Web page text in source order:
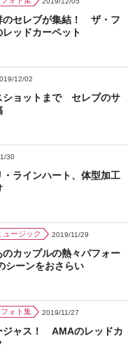
のセレブが集結！ ザ・フ
ッドカーペット
12/02
ショットまで セレブのサ
30
・ラインハート、体型加工
ュージック 2019/11/29
カップルの熱々パフォー
ーンをおさらい
フォト集 2019/11/27
ジャス！ AMAのレッドカ